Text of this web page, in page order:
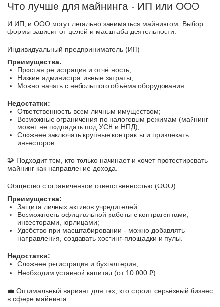
Что лучше для майнинга - ИП или ООО
И ИП, и ООО могут легально заниматься майнингом. Выбор
формы зависит от целей и масштаба деятельности.
Индивидуальный предприниматель (ИП)
Преимущества:
Простая регистрация и отчётность;
Низкие административные затраты;
Можно начать с небольшого объёма оборудования.
Недостатки:
Ответственность всем личным имуществом;
Возможные ограничения по налоговым режимам (майнинг
может не подпадать под УСН и НПД);
Сложнее заключать крупные контракты и привлекать
инвесторов.
🧩 Подходит тем, кто только начинает и хочет протестировать
майнинг как направление дохода.
Общество с ограниченной ответственностью (ООО)
Преимущества:
Защита личных активов учредителей;
Возможность официальной работы с контрагентами,
инвесторами, юрлицами;
Удобство при масштабировании - можно добавлять
направления, создавать хостинг-площадки и пулы.
Недостатки:
Сложнее регистрация и бухгалтерия;
Необходим уставной капитал (от 10 000 ₽).
💼 Оптимальный вариант для тех, кто строит серьёзный бизнес
в сфере майнинга.